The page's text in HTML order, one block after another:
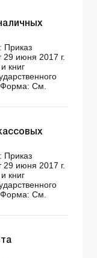
Приказ
июня 2017 г.
книг
Форма: См.
Приказ
июня 2017 г.
книг
Форма: См.